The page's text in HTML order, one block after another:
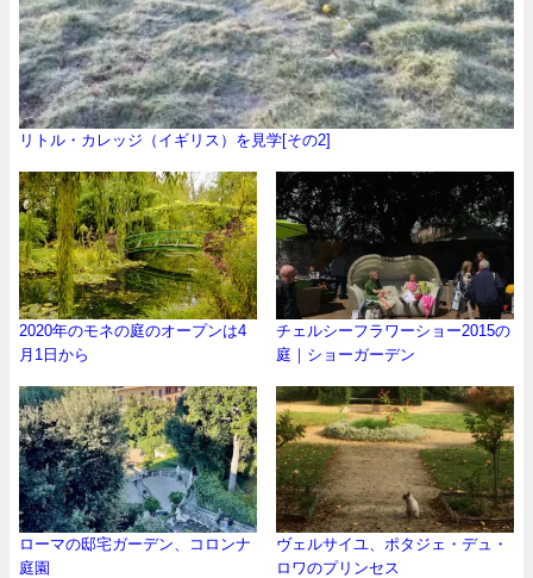
リトル・カレッジ（イギリス）を見学[その2]
2020年のモネの庭のオープンは4
月1日から
チェルシーフラワーショー2015の
庭｜ショーガーデン
ローマの邸宅ガーデン、コロンナ
庭園
ヴェルサイユ、ポタジェ・デュ・
ロワのプリンセス